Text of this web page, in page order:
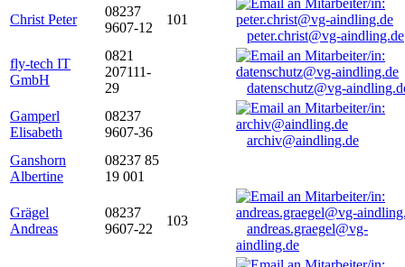
Christ Peter
08237
9607-12
101
peter.christ@vg-aindling.de
fly-tech IT
GmbH
0821
207111-
29
datenschutz@vg-
Gamperl
Elisabeth
08237
9607-36
archiv@aindling.de
Ganshorn
Albertine
08237 85
19 001
Grägel
Andreas
08237
9607-22
103
andreas.graegel@vg-
aindling.de